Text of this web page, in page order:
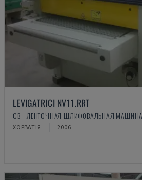
LEVIGATRICI NV11.RRT
CB - ЛЕНТОЧНАЯ ШЛИФОВАЛЬНАЯ МАШИНА
ХОРВАТІЯ 2006